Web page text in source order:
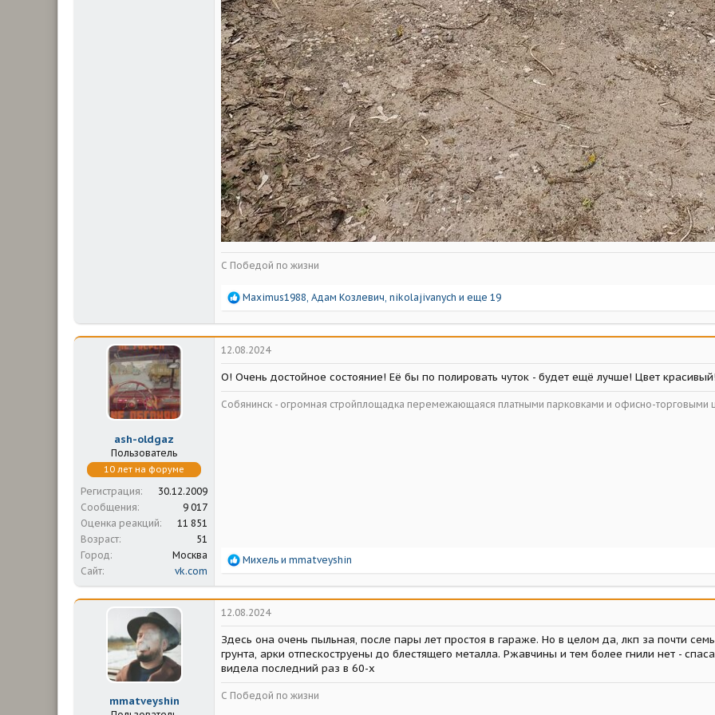
С Победой по жизни
Р
а
к
ц
и
и
Maximus1988, Адам Козлевич, nikolajivanych и еще 19
ash-oldgaz
Пользователь
10 лет на форуме
Регистрация
30.12.2009
Сообщения
9 017
Оценка реакций
11 851
Возраст
51
Город
Москва
Сайт
vk.com
12.08.2024
О! Очень достойное состояние! Её бы по полировать чуток - будет ещё лучше! Цвет
Собянинск - огромная стройплощадка перемежающаяся платными парковками и офисно-торговыми
Р
а
к
ц
и
Михель и mmatveyshin
mmatveyshin
12.08.2024
Здесь она очень пыльная, после пары лет простоя в гараже. Но в целом да, лкп за почти
грунта, арки отпескоструены до блестящего металла. Ржавчины и тем более гнили нет -
видела последний раз в 60-х
С Победой по жизни